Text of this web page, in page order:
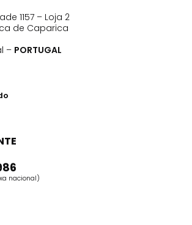
de Creme Crespos 500g
500g
promove nutrição intensa e
fortes e resistentes. Além disso, a
nutritiva e reparadora da rosa
de abacate, tratando os fios em
1157 – Loja 2
de Caparica
– PORTUGAL
nacional)